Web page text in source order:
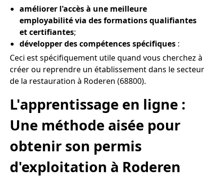
améliorer l'accès à une meilleure
employabilité via des formations qualifiantes
et certifiantes;
développer des compétences spécifiques :
Ceci est spécifiquement utile quand vous cherchez à
créer ou reprendre un établissement dans le secteur
de la restauration à Roderen (68800).
L'apprentissage en ligne :
Une méthode aisée pour
obtenir son permis
d'exploitation à Roderen